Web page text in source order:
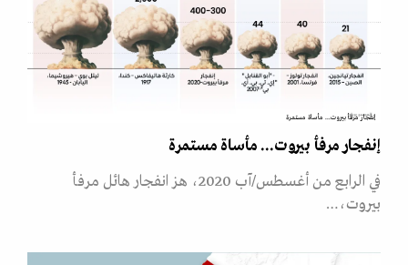
إنفجار مرفأ بيروت... مأساة مستمرة
إنفجار مرفأ بيروت... مأساة مستمرة
في الرابع من أغسطس/آب 2020، هز انفجار هائل مرفأ
بيروت،…